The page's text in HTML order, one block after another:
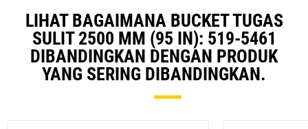
LIHAT BAGAIMANA BUCKET TUGAS
SULIT 2500 MM (95 IN): 519-5461
DIBANDINGKAN DENGAN PRODUK
YANG SERING DIBANDINGKAN.